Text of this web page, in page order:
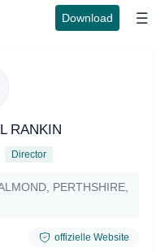
Download
RANKIN
Director
PERTHSHIRE,
offizielle Website